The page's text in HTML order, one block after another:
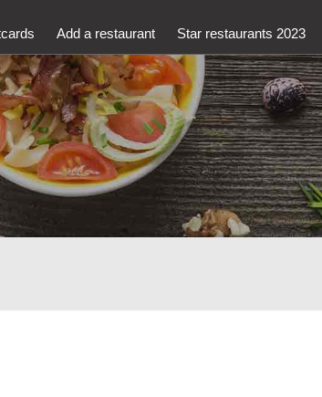
Add a restaurant Star restaurants 2023